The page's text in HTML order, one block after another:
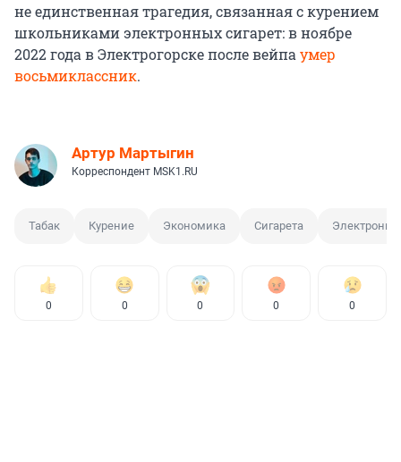
не единственная трагедия, связанная с курением
школьниками электронных сигарет: в ноябре
2022 года в Электрогорске после вейпа умер
восьмиклассник.
Артур Мартыгин
Корреспондент MSK1.RU
Табак Курение Экономика Сигарета
0 0 0 0 0